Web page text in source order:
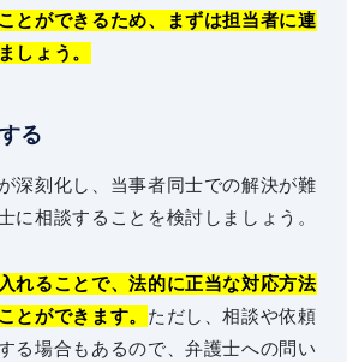
とができるため、まずは担当者に連
しょう。
る
深刻化し、当事者同士での解決が難
に相談することを検討しましょう。
れることで、法的に正当な対応方法
とができます。 ただし、相談や依頼
る場合もあるので、弁護士への問い